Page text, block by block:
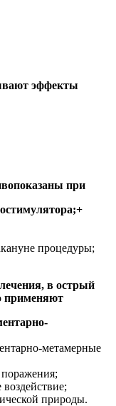
эффекты
при
процедуры;
в острый
применяют
метамерные
природы.